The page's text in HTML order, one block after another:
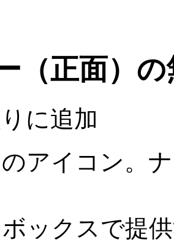
（正面）
に追加
アイコン。
ックスで提